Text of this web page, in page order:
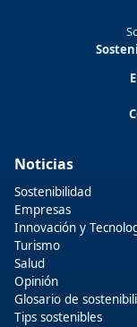
Noticias
Sostenibilidad
Empresas
Innovación y
Turismo
Salud
Opinión
Glosario de
Tips sostenibles